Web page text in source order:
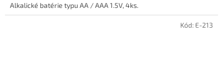
Alkalické batérie typu AA / AAA 1.5V, 4ks.
Kód: E-213